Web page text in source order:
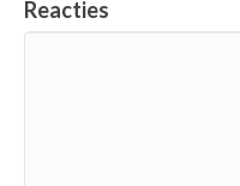
Reacties